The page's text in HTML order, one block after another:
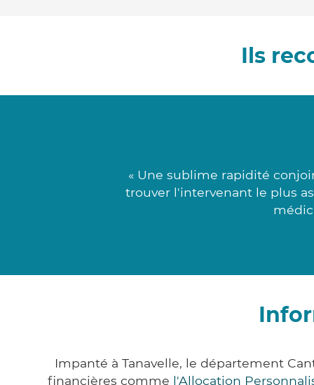
Ils
« Une sublime rapidité
trouver l'intervenant le plus
Impanté à Tanavelle, le département
financières comme l'Allocation